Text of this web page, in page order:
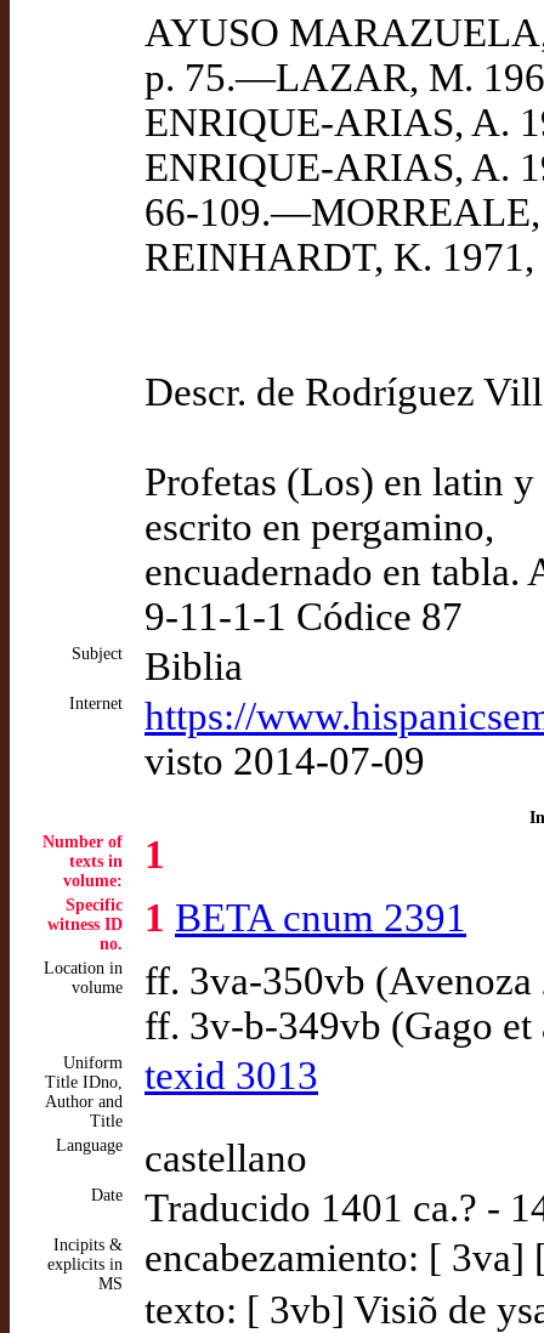
AYUSO
p. 75.—LAZAR, M.
ENRIQUE-ARIAS, A.
ENRIQUE-ARIAS, A.
66-
REINHARDT, K. 1971,
Descr. de Rodríguez
Profetas (Los) en latin
escrito en pergamino,
encuadernado en
9-11-1-1 Códice 87
Subject Biblia
Internet
https://
visto 2014-07-09
Number of
texts in
volume:
1
Specific
witness ID
no.
1 BETA cnum 2391
Location in
volume
ff. 3va-350vb (Avenoza
ff. 3v-b-349vb (Gago et
Uniform
Title IDno,
Author and
Title
texid 3013
Language castellano
Date Traducido 1401 ca.? -
Incipits &
explicits in
MS
encabezamiento: [
texto: [ 3vb] Visiõ de